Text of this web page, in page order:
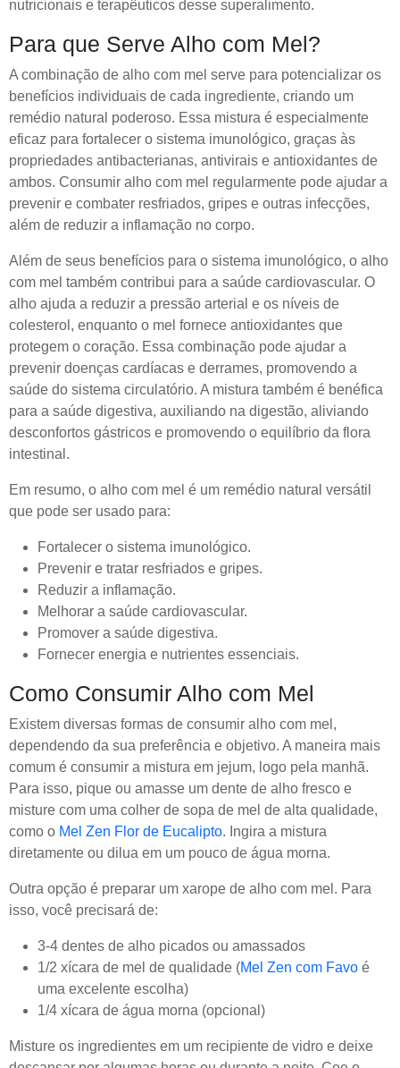
nutricionais e terapêuticos desse superalimento.
Para que Serve Alho com Mel?
A combinação de alho com mel serve para potencializar os
benefícios individuais de cada ingrediente, criando um
remédio natural poderoso. Essa mistura é especialmente
eficaz para fortalecer o sistema imunológico, graças às
propriedades antibacterianas, antivirais e antioxidantes de
ambos. Consumir alho com mel regularmente pode ajudar a
prevenir e combater resfriados, gripes e outras infecções,
além de reduzir a inflamação no corpo.
Além de seus benefícios para o sistema imunológico, o alho
com mel também contribui para a saúde cardiovascular. O
alho ajuda a reduzir a pressão arterial e os níveis de
colesterol, enquanto o mel fornece antioxidantes que
protegem o coração. Essa combinação pode ajudar a
prevenir doenças cardíacas e derrames, promovendo a
saúde do sistema circulatório. A mistura também é benéfica
para a saúde digestiva, auxiliando na digestão, aliviando
desconfortos gástricos e promovendo o equilíbrio da flora
intestinal.
Em resumo, o alho com mel é um remédio natural versátil
que pode ser usado para:
Fortalecer o sistema imunológico.
Prevenir e tratar resfriados e gripes.
Reduzir a inflamação.
Melhorar a saúde cardiovascular.
Promover a saúde digestiva.
Fornecer energia e nutrientes essenciais.
Como Consumir Alho com Mel
Existem diversas formas de consumir alho com mel,
dependendo da sua preferência e objetivo. A maneira mais
comum é consumir a mistura em jejum, logo pela manhã.
Para isso, pique ou amasse um dente de alho fresco e
misture com uma colher de sopa de mel de alta qualidade,
como o Mel Zen Flor de Eucalipto. Ingira a mistura
diretamente ou dilua em um pouco de água morna.
Outra opção é preparar um xarope de alho com mel. Para
isso, você precisará de:
3-4 dentes de alho picados ou amassados
1/2 xícara de mel de qualidade (Mel Zen com Favo é
uma excelente escolha)
1/4 xícara de água morna (opcional)
Misture os ingredientes em um recipiente de vidro e deixe